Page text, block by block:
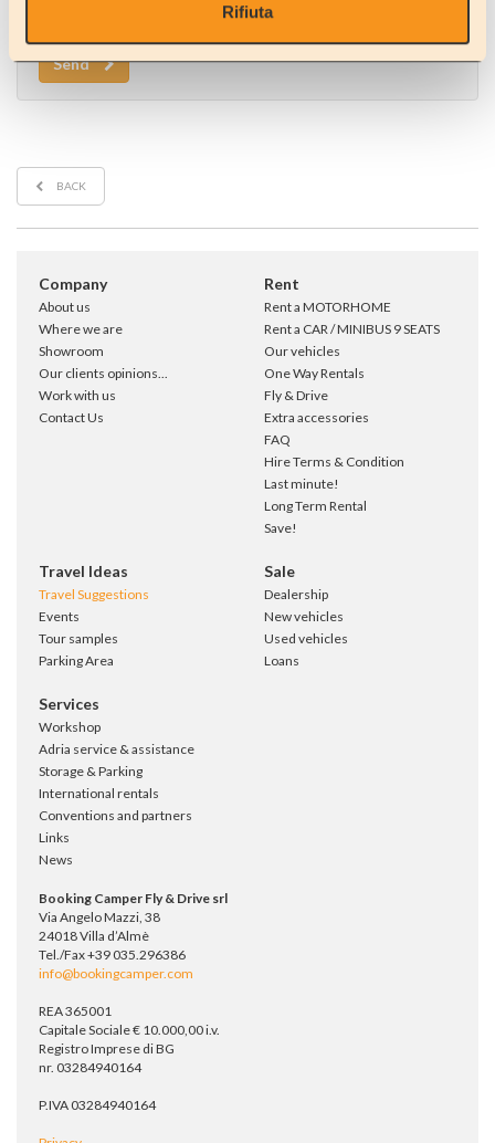
Rifiuta
Send
BACK
Company
About us
Where we are
Showroom
Our clients opinions...
Work with us
Contact Us
Rent
Rent a MOTORHOME
Rent a CAR / MINIBUS 9 SEATS
Our vehicles
One Way Rentals
Fly & Drive
Extra accessories
FAQ
Hire Terms & Condition
Last minute!
Long Term Rental
Save!
Travel Ideas
Travel Suggestions
Events
Tour samples
Parking Area
Sale
Dealership
New vehicles
Used vehicles
Loans
Services
Workshop
Adria service & assistance
Storage & Parking
International rentals
Conventions and partners
Links
News
Booking Camper Fly & Drive srl
Via Angelo Mazzi, 38
24018 Villa d’Almè
Tel./Fax +39 035.296386
info@bookingcamper.com
REA 365001
Capitale Sociale € 10.000,00 i.v.
Registro Imprese di BG
nr. 03284940164
P.IVA 03284940164